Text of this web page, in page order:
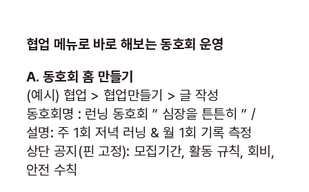
협업 메뉴로 바로 해보는 동호회 운영
A. 동호회 홈 만들기
(예시) 협업 > 협업만들기 > 글 작성
동호회명 : 런닝 동호회 ” 심장을 튼튼히 ” /
설명: 주 1회 저녁 러닝 & 월 1회 기록 측정
상단 공지(핀 고정): 모집기간, 활동 규칙, 회비,
안전 수칙